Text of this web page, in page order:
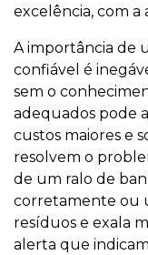
excelência, com a
A importância de
confiável é
sem o
adequados pode
custos maiores e
resolvem o
de um ralo de
corretamente ou
resíduos e exala
alerta que